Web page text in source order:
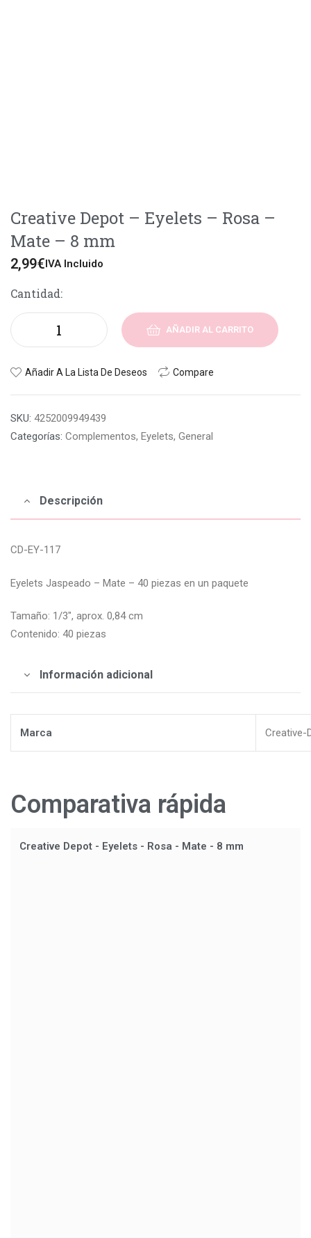
Creative Depot – Eyelets – Rosa –
Mate – 8 mm
2,99€IVA Incluido
Cantidad:
AÑADIR AL CARRITO
Añadir A La Lista De Deseos Compare
SKU: 4252009949439
Categorías: Complementos, Eyelets, General
Descripción
CD-EY-117
Eyelets Jaspeado – Mate – 40 piezas en un paquete
Tamaño: 1/3″, aprox. 0,84 cm
Contenido: 40 piezas
Información adicional
Marca Creative-
Comparativa rápida
Creative Depot - Eyelets - Rosa - Mate - 8 mm